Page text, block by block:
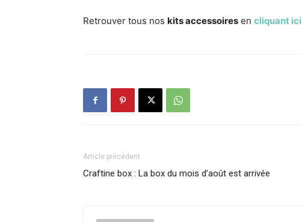
Retrouver tous nos kits accessoires en cliquant ici
Article précédent
Craftine box : La box du mois d’août est arrivée